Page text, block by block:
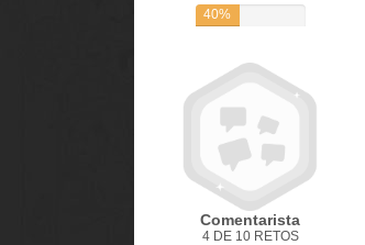
40%
Comentarista
4 DE 10 RETOS